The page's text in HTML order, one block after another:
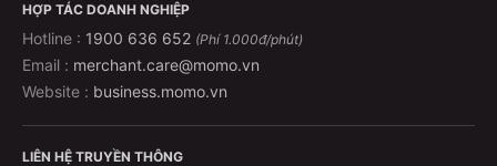
HỢP TÁC DOANH NGHIỆP
Hotline : 1900 636 652 (Phí 1.000đ/phút)
Email : merchant.care@momo.vn
Website : business.momo.vn
LIÊN HỆ TRUYỀN THÔNG